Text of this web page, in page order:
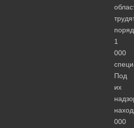
1
000
Под
их
000